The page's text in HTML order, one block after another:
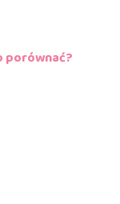
porównać?